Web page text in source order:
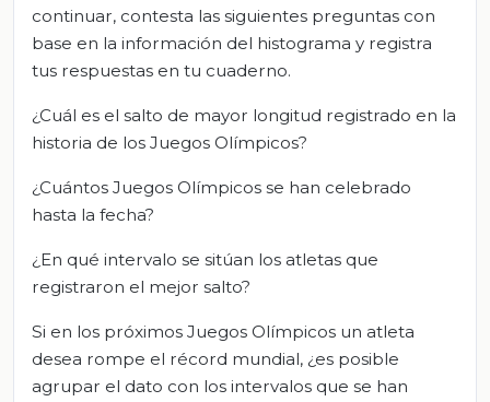
continuar, contesta las siguientes preguntas con
base en la información del histograma y registra
tus respuestas en tu cuaderno.
¿Cuál es el salto de mayor longitud registrado en la
historia de los Juegos Olímpicos?
¿Cuántos Juegos Olímpicos se han celebrado
hasta la fecha?
¿En qué intervalo se sitúan los atletas que
registraron el mejor salto?
Si en los próximos Juegos Olímpicos un atleta
desea rompe el récord mundial, ¿es posible
agrupar el dato con los intervalos que se han